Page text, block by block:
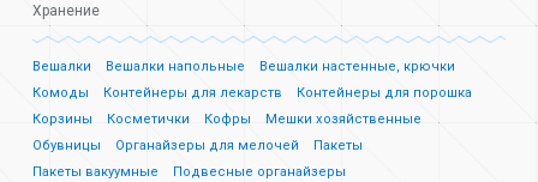
Хранение
Вешалки Вешалки напольные
Вешалки настенные, крючки
Комоды
Контейнеры для лекарств
Контейнеры для порошка
Корзины
Косметички Кофры
Мешки хозяйственные
Обувницы
Органайзеры для мелочей
Пакеты
Пакеты вакуумные
Подвесные органайзеры